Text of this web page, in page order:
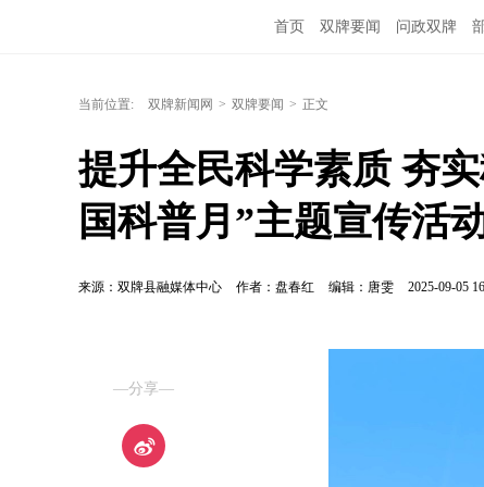
首页 双牌要闻 问政双牌
当前位置: 双牌新闻网 > 双牌要闻 > 正文
提升全民科学素质 夯
国科普月”主题宣传活
来源：双牌县融媒体中心 作者：盘春红 编辑：唐雯 2025-09-05
—分享—